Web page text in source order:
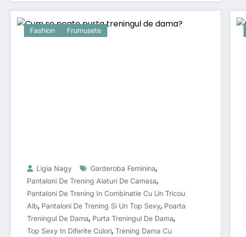
Fashion Frumusete
Ligia Nagy Garderoba Feminina,
Pantaloni De Trening Alaturi De Camasa,
Pantaloni De Trening In Combinatie Cu Un Tricou
Alb, Pantaloni De Trening Si Un Top Sexy, Poarta
Treningul De Dama, Purta Treningul De Dama,
Top Sexy In Diferite Culori, Trening Dama Cu